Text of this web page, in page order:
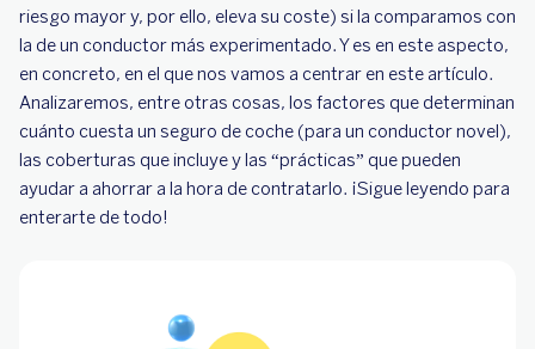
¿Cómo se puede ahorrar al contratar un seguro
para conductor novel?
¿El seguro del coche cubre a cualquier
conductor?
Descubre el Seguro de Coche BBVA
riesgo mayor y, por ello, eleva su coste) si la comparamos con
la de un conductor más experimentado. Y es en este aspecto,
en concreto, en el que nos vamos a centrar en este artículo.
Analizaremos, entre otras cosas, los factores que determinan
cuánto cuesta un seguro de coche (para un conductor novel),
las coberturas que incluye y las “prácticas” que pueden
ayudar a ahorrar a la hora de contratarlo. ¡Sigue leyendo para
enterarte de todo!